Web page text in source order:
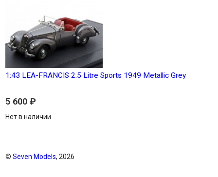
1:43 LEA-FRANCIS 2.5 Litre Sports 1949 Metallic Grey
5 600 ₽
Нет в наличии
© Seven Models, 2026